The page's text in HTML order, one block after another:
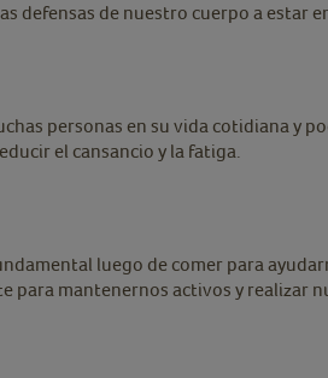
defensas de nuestro cuerpo a estar
personas en su vida cotidiana y
el cansancio y la fatiga.
luego de comer para
mantenernos activos y realizar